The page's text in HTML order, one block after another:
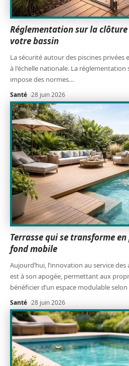
Réglementation sur la clôture
votre bassin
La sécurité autour des piscines privées
à l'échelle nationale. La réglementation
impose des normes…
Santé 28 juin 2026
Terrasse qui se transforme
fond mobile
Aujourd’hui, l’innovation au service
est à son apogée, permettant aux
bénéficier d’un espace modulable
Santé 28 juin 2026